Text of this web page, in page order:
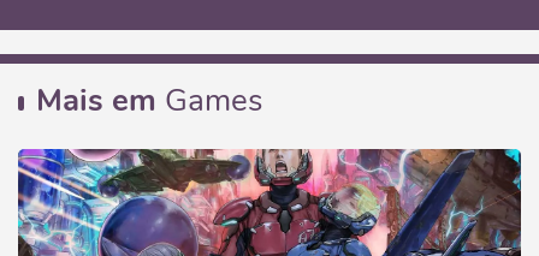
Mais em Games